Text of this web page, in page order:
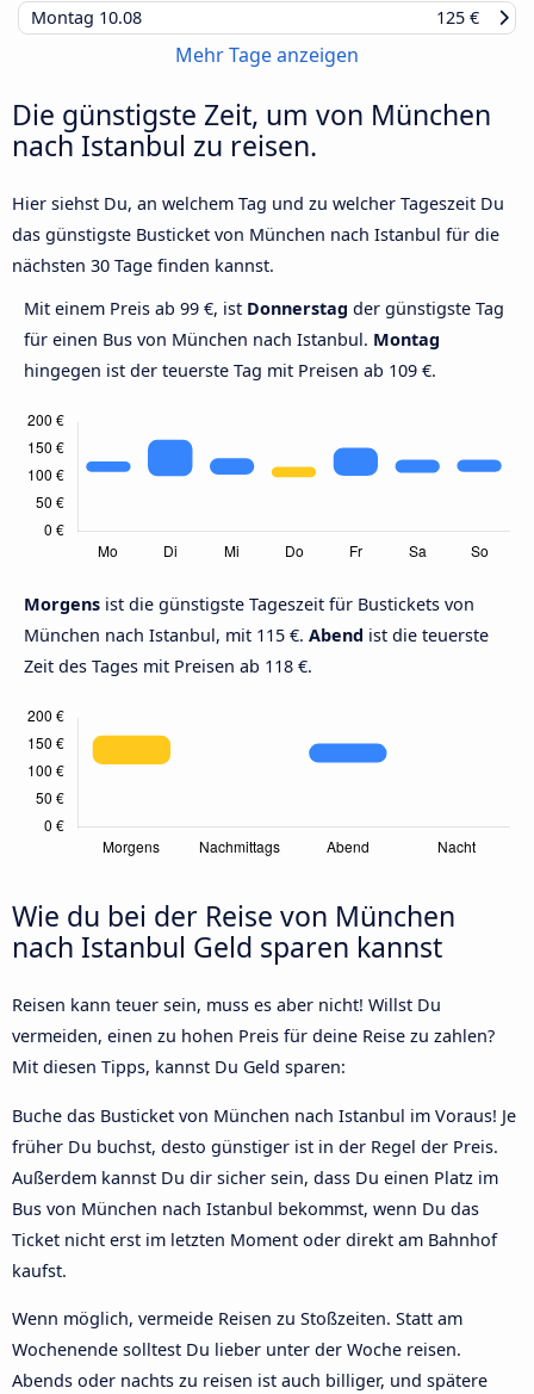
Montag 10.08 125 €
Mehr Tage anzeigen
Die günstigste Zeit, um von München
nach Istanbul zu reisen.
Hier siehst Du, an welchem Tag und zu welcher Tageszeit Du
das günstigste Busticket von München nach Istanbul für die
nächsten 30 Tage finden kannst.
Mit einem Preis ab 99 €, ist Donnerstag der günstigste Tag
für einen Bus von München nach Istanbul. Montag
hingegen ist der teuerste Tag mit Preisen ab 109 €.
Morgens ist die günstigste Tageszeit für Bustickets von
München nach Istanbul, mit 115 €. Abend ist die teuerste
Zeit des Tages mit Preisen ab 118 €.
Wie du bei der Reise von München
nach Istanbul Geld sparen kannst
Reisen kann teuer sein, muss es aber nicht! Willst Du
vermeiden, einen zu hohen Preis für deine Reise zu zahlen?
Mit diesen Tipps, kannst Du Geld sparen:
Buche das Busticket von München nach Istanbul im Voraus! Je
früher Du buchst, desto günstiger ist in der Regel der Preis.
Außerdem kannst Du dir sicher sein, dass Du einen Platz im
Bus von München nach Istanbul bekommst, wenn Du das
Ticket nicht erst im letzten Moment oder direkt am Bahnhof
kaufst.
Wenn möglich, vermeide Reisen zu Stoßzeiten. Statt am
Wochenende solltest Du lieber unter der Woche reisen.
Abends oder nachts zu reisen ist auch billiger, und spätere